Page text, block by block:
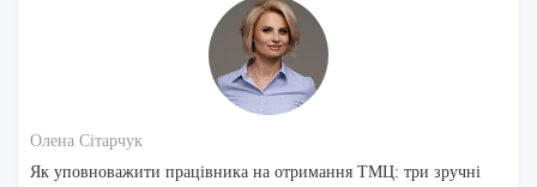
Олена Сітарчук
Як уповноважити працівника на отримання ТМЦ: три зручні